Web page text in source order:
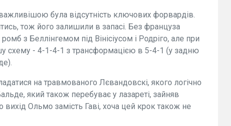
була відсутність ключових форвардів.
тож його залишили в запасі. Без француза
з Беллінгемом під Вінісіусом і Родріго, але при
схему - 4-1-4-1 з трансформацією в 5-4-1 (у задню
на травмованого Лєвандовскі, якого логічно
який також перебуває у лазареті, зайняв
вихід Ольмо замість Гаві, хоча цей крок також не